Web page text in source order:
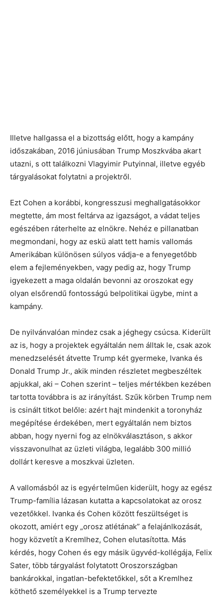
Illetve hallgassa el a bizottság előtt, hogy a kampány
időszakában, 2016 júniusában Trump Moszkvába akart
utazni, s ott találkozni Vlagyimir Putyinnal, illetve egyéb
tárgyalásokat folytatni a projektről.
Ezt Cohen a korábbi, kongresszusi meghallgatásokkor
megtette, ám most feltárva az igazságot, a vádat teljes
egészében ráterhelte az elnökre. Nehéz e pillanatban
megmondani, hogy az eskü alatt tett hamis vallomás
Amerikában különösen súlyos vádja-e a fenyegetőbb
elem a fejleményekben, vagy pedig az, hogy Trump
igyekezett a maga oldalán bevonni az oroszokat egy
olyan elsőrendű fontosságú belpolitikai ügybe, mint a
kampány.
De nyilvánvalóan mindez csak a jéghegy csúcsa. Kiderült
az is, hogy a projektek egyáltalán nem álltak le, csak azok
menedzselését átvette Trump két gyermeke, Ivanka és
Donald Trump Jr., akik minden részletet megbeszéltek
apjukkal, aki – Cohen szerint – teljes mértékben kezében
tartotta továbbra is az irányítást. Szűk körben Trump nem
is csinált titkot belőle: azért hajt mindenkit a toronyház
megépítése érdekében, mert egyáltalán nem biztos
abban, hogy nyerni fog az elnökválasztáson, s akkor
visszavonulhat az üzleti világba, legalább 300 millió
dollárt keresve a moszkvai üzleten.
A vallomásból az is egyértelműen kiderült, hogy az egész
Trump-família lázasan kutatta a kapcsolatokat az orosz
vezetőkkel. Ivanka és Cohen között feszültséget is
okozott, amiért egy „orosz atlétának” a felajánlkozását,
hogy közvetít a Kremlhez, Cohen elutasította. Más
kérdés, hogy Cohen és egy másik ügyvéd-kollégája, Felix
Sater, több tárgyalást folytatott Oroszországban
bankárokkal, ingatlan-befektetőkkel, sőt a Kremlhez
köthető személyekkel is a Trump tervezte